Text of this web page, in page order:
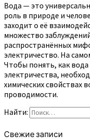
Вода — это
роль в природе и
заходит о её
множество
распространённых
электричество. На
Чтобы понять, как
электричества,
химических свойствах
проводимости.
Найти:
Свежие записи